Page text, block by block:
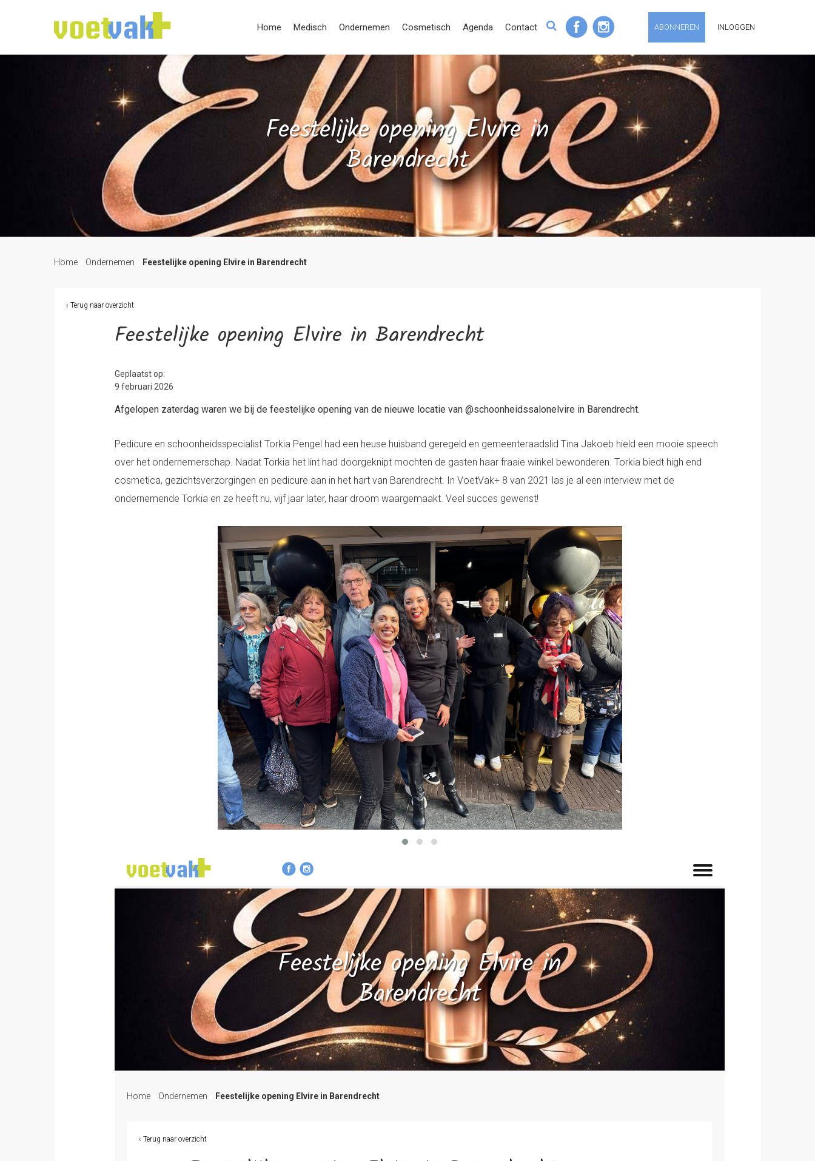
INLOGGEN
ABONNEREN
Home Medisch Ondernemen Cosmetisch Agenda Contact
Feestelijke opening Elvire in
Barendrecht
Home» Ondernemen Feestelijke opening Elvire in Barendrecht
‹ Terug naar overzicht
Feestelijke opening Elvire in Barendrecht
Geplaatst op:
9 februari 2026
Afgelopen zaterdag waren we bij de feestelijke opening van de nieuwe locatie van @schoonheidssalonelvire in Barendrecht.
Pedicure en schoonheidsspecialist Torkia Pengel had een heuse huisband geregeld en gemeenteraadslid Tina Jakoeb hield een mooie speech
over het ondernemerschap. Nadat Torkia het lint had doorgeknipt mochten de gasten haar fraaie winkel bewonderen. Torkia biedt high end
cosmetica, gezichtsverzorgingen en pedicure aan in het hart van Barendrecht. In VoetVak+ 8 van 2021 las je al een interview met de
ondernemende Torkia en ze heeft nu, vijf jaar later, haar droom waargemaakt. Veel succes gewenst!